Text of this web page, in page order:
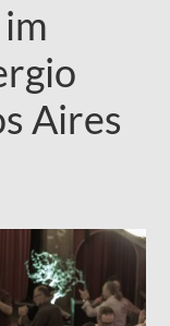
Aires